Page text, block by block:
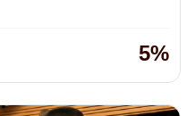
5%